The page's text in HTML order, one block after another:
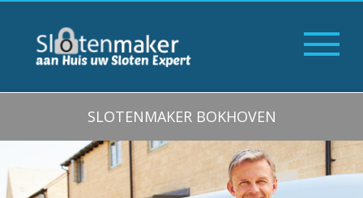
SLOTENMAKER BOKHOVEN